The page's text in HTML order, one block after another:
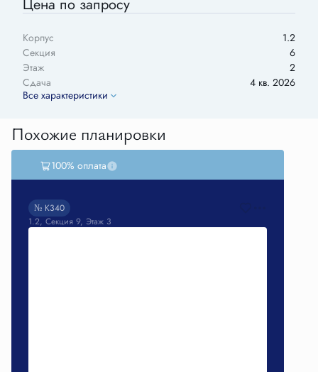
Цена по запросу
Корпус
1.2
Секция
6
Этаж
2
Сдача
4 кв. 2026
Все характеристики
Похожие планировки
100% оплата
№ К340
1.2, Секция 9, Этаж 3